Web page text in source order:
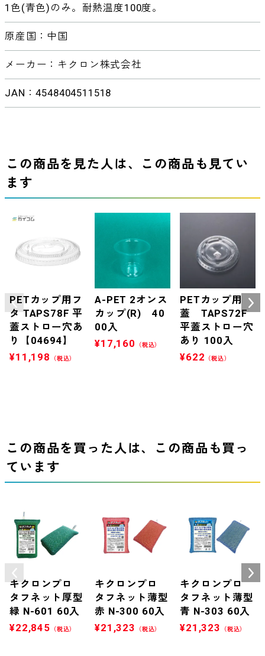
1色(青色)のみ。耐熱温度100度。
原産国：中国
メーカー：キクロン株式会社
JAN：4548404511518
この商品を見た人は、この商品も見てい
ます
PETカップ用フ
タ TAPS78F 平
蓋ストロー穴あ
り【04694】
¥11,198 （税込）
A-PET 2オンス
カップ(R) 40
00入
¥17,160 （税込）
PETカップ用
蓋 TAPS72F
平蓋ストロー穴
あり 100入
¥622 （税込）
この商品を買った人は、この商品も買っ
ています
キクロンプロ
タフネット厚型
緑 N-601 60入
¥22,845 （税込）
キクロンプロ
タフネット薄型
赤 N-300 60入
¥21,323 （税込）
キクロンプロ
タフネット薄型
青 N-303 60入
¥21,323 （税込）